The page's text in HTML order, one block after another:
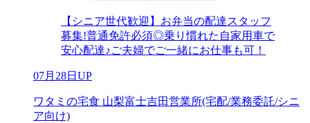
【シニア世代歓迎】お弁当の配達スタッフ
募集!普通免許必須◎乗り慣れた自家用車で
安心配達♪ご夫婦でご一緒にお仕事も可！
07月28日UP
ワタミの宅食 山梨富士吉田営業所(宅配/業務委託/シニ
ア向け)